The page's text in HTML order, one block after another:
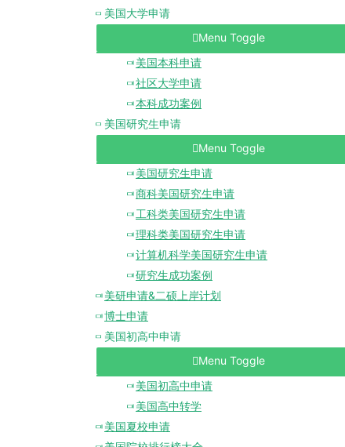
美国大学申请
Menu Toggle
美国本科申请
社区大学申请
本科成功案例
美国研究生申请
Menu Toggle
美国研究生申请
商科美国研究生申请
工科类美国研究生申请
理科类美国研究生申请
计算机科学美国研究生申请
研究生成功案例
美研申请&二硕上岸计划
博士申请
美国初高中申请
Menu Toggle
美国初高中申请
美国高中转学
美国夏校申请